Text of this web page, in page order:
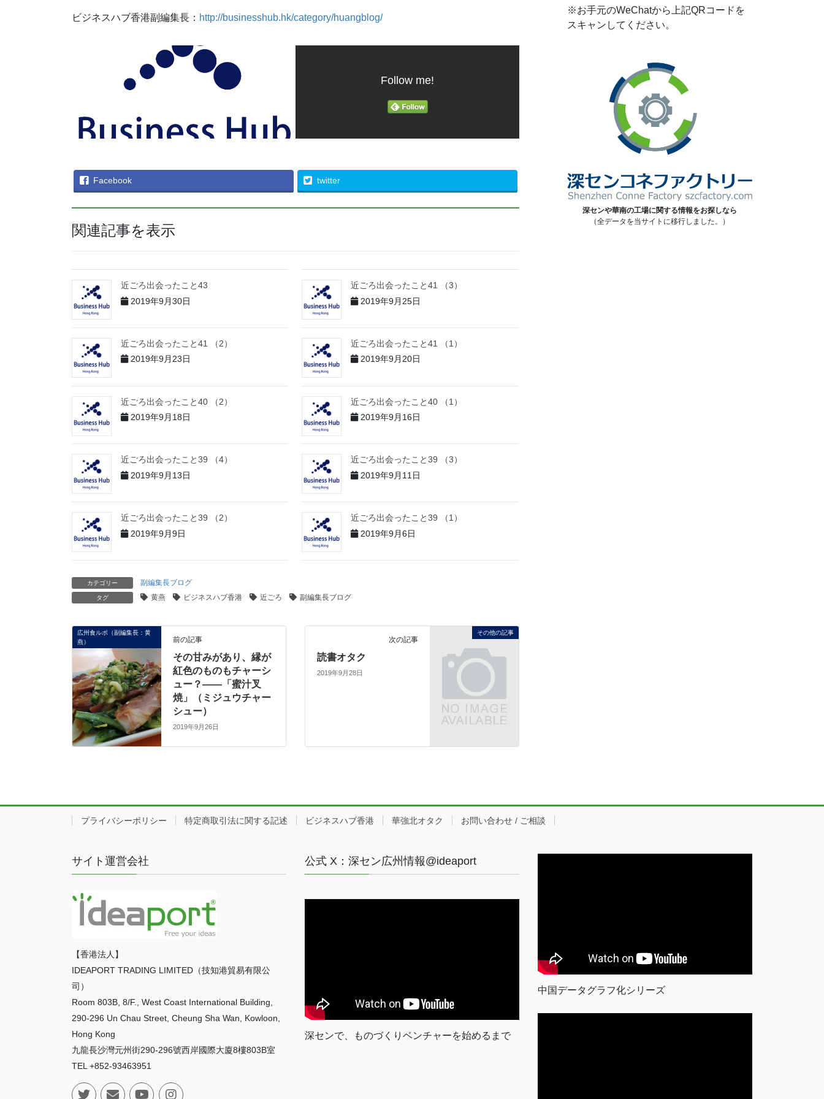
ビジネスハブ香港副編集長： http://businesshub.hk/category/huangblog/
Follow me!
Facebook twitter
関連記事を表示
近ごろ出会ったこと43
2019年9月30日
近ごろ出会ったこと41 （3）
2019年9月25日
近ごろ出会ったこと41 （2）
2019年9月23日
近ごろ出会ったこと41 （1）
2019年9月20日
近ごろ出会ったこと40 （2）
2019年9月18日
近ごろ出会ったこと40 （1）
2019年9月16日
近ごろ出会ったこと39 （4）
2019年9月13日
近ごろ出会ったこと39 （3）
2019年9月11日
近ごろ出会ったこと39 （2）
2019年9月9日
近ごろ出会ったこと39 （1）
2019年9月6日
カテゴリー 副編集長ブログ
タグ 黄燕 ビジネスハブ香港 近ごろ 副編集長ブログ
広州食ルポ（副編集長：黄
燕）
前の記事
その甘みがあり、縁が
紅色のものもチャーシ
ュー？――「蜜汁叉
焼」（ミジュウチャー
シュー）
2019年9月26日
その他の記事
次の記事
読書オタク
2019年9月28日
※お手元のWeChatから上記QRコードを
スキャンしてください。
深センや華南の工場に関する情報をお探しなら
（全データを当サイトに移行しました。）
プライバシーポリシー 特定商取引法に関する記述 ビジネスハブ香港 華強北オタク お問い合わせ / ご相談
サイト運営会社
【香港法人】
IDEAPORT TRADING LIMITED（技知港貿易有限公
司）
Room 803B, 8/F., West Coast International Building,
290-296 Un Chau Street, Cheung Sha Wan, Kowloon,
Hong Kong
九龍長沙灣元州街290-296號西岸國際大廈8樓803B室
TEL +852-93463951
公式 X：深セン広州情報@ideaport
深センで、ものづくりベンチャーを始めるまで
中国データグラフ化シリーズ